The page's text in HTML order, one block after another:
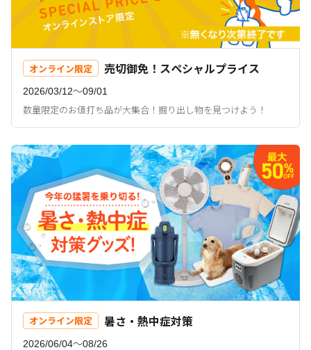
オンライン限定 売切御免！スペシャルプライス
2026/03/12〜09/01
数量限定のお値打ち品が大集合！掘り出し物を見つけよう！
オンライン限定 暑さ・熱中症対策
2026/06/04〜08/26